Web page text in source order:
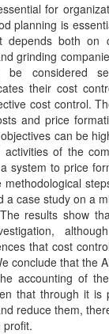
for
planning is
depends both on
grinding
be considered
their cost
cost control.
and price
can be
of the
system to price
a case study on a
results show
that cost
conclude that the
accounting of
that through it is
reduce them,
profit.